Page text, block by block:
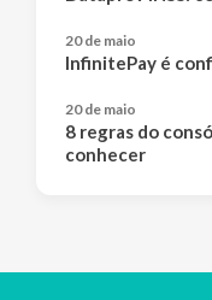
20 de maio
InfinitePay é
20 de maio
8 regras do
conhecer